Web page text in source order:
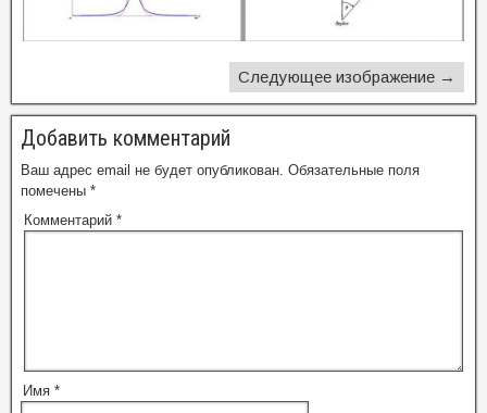
Следующее изображение →
Добавить комментарий
Ваш адрес email не будет опубликован. Обязательные поля
помечены *
Комментарий *
Имя *